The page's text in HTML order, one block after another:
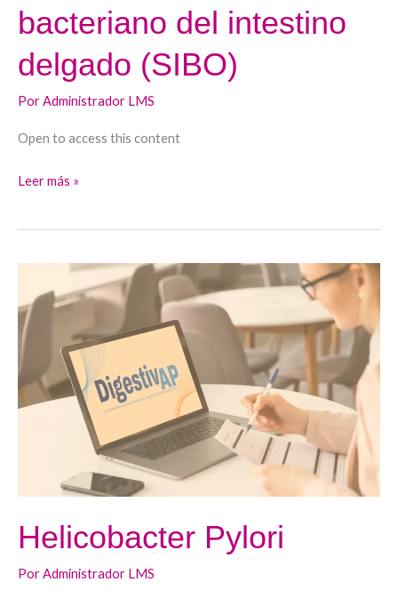
bacteriano del intestino
delgado (SIBO)
PorAdministrador LMS
Open to access this content
Leer más »
Helicobacter Pylori
PorAdministrador LMS
Helicobacter
Pylori